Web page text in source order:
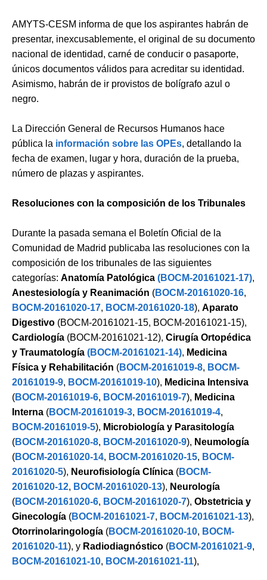
AMYTS-CESM informa de que los aspirantes habrán de
presentar, inexcusablemente, el original de su documento
nacional de identidad, carné de conducir o pasaporte,
únicos documentos válidos para acreditar su identidad.
Asimismo, habrán de ir provistos de bolígrafo azul o
negro.
La Dirección General de Recursos Humanos hace
pública la información sobre las OPEs, detallando la
fecha de examen, lugar y hora, duración de la prueba,
número de plazas y aspirantes.
Resoluciones con la composición de los Tribunales
Durante la pasada semana el Boletín Oficial de la
Comunidad de Madrid publicaba las resoluciones con la
composición de los tribunales de las siguientes
categorías: Anatomía Patológica (BOCM-20161021-17),
Anestesiología y Reanimación (BOCM-20161020-16,
BOCM-20161020-17, BOCM-20161020-18), Aparato
Digestivo (BOCM-20161021-15, BOCM-20161021-15),
Cardiología (BOCM-20161021-12), Cirugía Ortopédica
y Traumatología (BOCM-20161021-14), Medicina
Física y Rehabilitación (BOCM-20161019-8, BOCM-
20161019-9, BOCM-20161019-10), Medicina Intensiva
(BOCM-20161019-6, BOCM-20161019-7), Medicina
Interna (BOCM-20161019-3, BOCM-20161019-4,
BOCM-20161019-5), Microbiología y Parasitología
(BOCM-20161020-8, BOCM-20161020-9), Neumología
(BOCM-20161020-14, BOCM-20161020-15, BOCM-
20161020-5), Neurofisiología Clínica (BOCM-
20161020-12, BOCM-20161020-13), Neurología
(BOCM-20161020-6, BOCM-20161020-7), Obstetricia y
Ginecología (BOCM-20161021-7, BOCM-20161021-13),
Otorrinolaringología (BOCM-20161020-10, BOCM-
20161020-11), y Radiodiagnóstico (BOCM-20161021-9,
BOCM-20161021-10, BOCM-20161021-11),